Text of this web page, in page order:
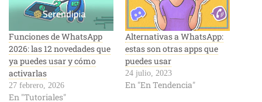
Funciones de WhatsApp
2026: las 12 novedades que
ya puedes usar y cómo
activarlas
27 febrero, 2026
En "Tutoriales"
Alternativas a WhatsApp:
estas son otras apps que
puedes usar
24 julio, 2023
En "En Tendencia"